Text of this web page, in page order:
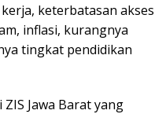
keterbatasan akses
inflasi, kurangnya
tingkat pendidikan
Jawa Barat yang